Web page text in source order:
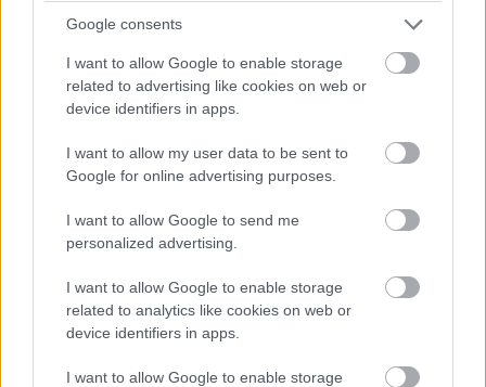
Google consents
I want to allow Google to enable storage
related to advertising like cookies on web or
device identifiers in apps.
I want to allow my user data to be sent to
Google for online advertising purposes.
I want to allow Google to send me
personalized advertising.
I want to allow Google to enable storage
related to analytics like cookies on web or
device identifiers in apps.
I want to allow Google to enable storage
menetrendje
Szlovákia egyik legsikeresebb csapata visszatér
a Rotax kategóriába